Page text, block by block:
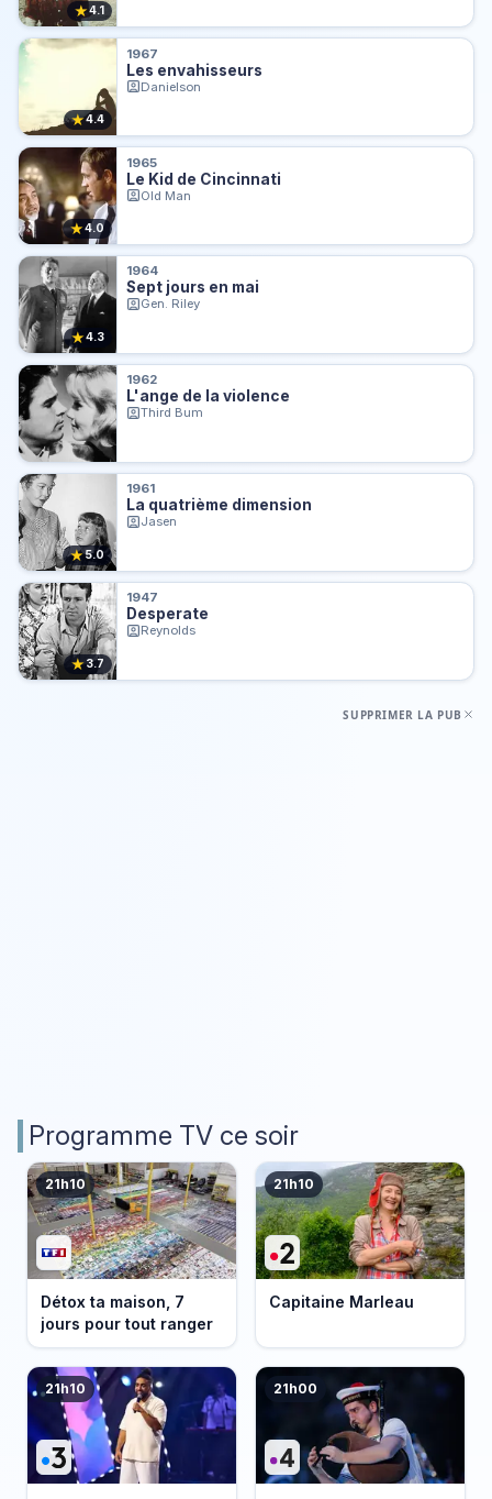
★4.1
★4.4
1967
Les envahisseurs
Danielson
★4.0
1965
Le Kid de Cincinnati
Old Man
★4.3
1964
Sept jours en mai
Gen. Riley
1962
L'ange de la violence
Third Bum
★5.0
1961
La quatrième dimension
Jasen
★3.7
1947
Desperate
Reynolds
SUPPRIMER LA PUB
Programme TV ce soir
21h10
Détox ta maison, 7
jours pour tout ranger
21h10
Capitaine Marleau
21h10 21h00